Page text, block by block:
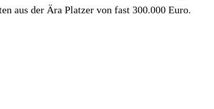
aus der Ära Platzer von fast 300.000 Euro.